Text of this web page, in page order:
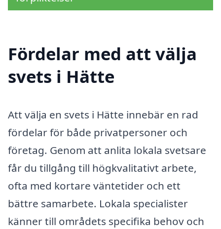
Fördelar med att välja
svets i Hätte
Att välja en svets i Hätte innebär en rad
fördelar för både privatpersoner och
företag. Genom att anlita lokala svetsare
får du tillgång till högkvalitativt arbete,
ofta med kortare väntetider och ett
bättre samarbete. Lokala specialister
känner till områdets specifika behov och